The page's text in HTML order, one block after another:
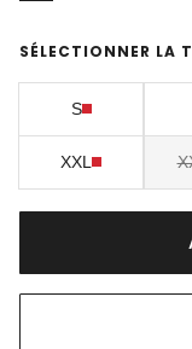
SÉLECTIONNER LA
S
XXL